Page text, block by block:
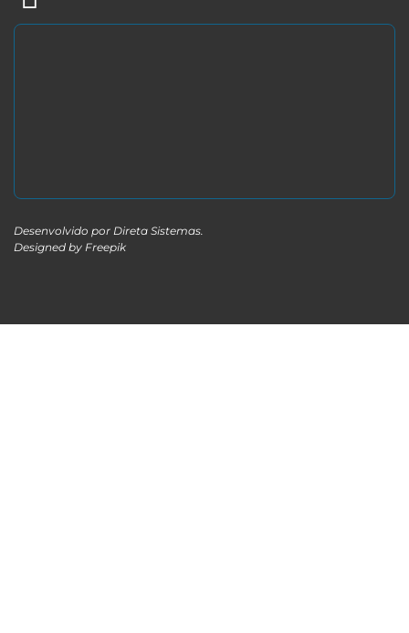
Desenvolvido por Direta Sistemas.
Designed by Freepik